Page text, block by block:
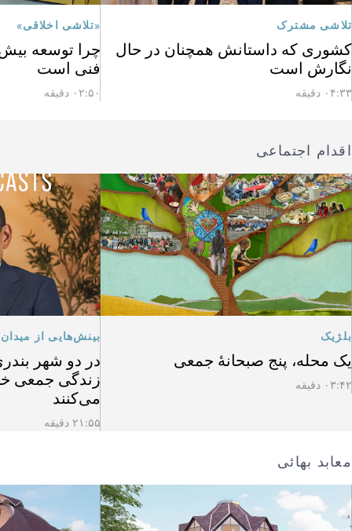
تلاشی مشترک
کشوری که داستانش همچنان در حال
نگارش است
۰۴:۳۳ دقیقه
«تلاشی اخلاقی»
چرا توسعه
فنی است
۰۲:۵۰ دقیقه
اقدام اجتماعی
بلژیک
یک محله، پنج صبحانهٔ جمعی
۰۳:۴۲ دقیقه
بینش‌هایی از
در دو شهر
زندگی جمعی
می‌کنند
۲۱:۵۵ دقیقه
معابد بهائی